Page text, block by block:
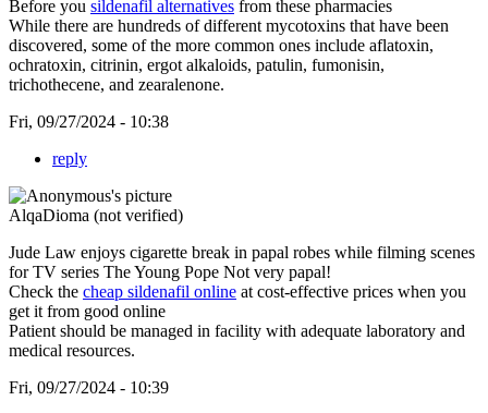
Before you sildenafil alternatives from these pharmacies
While there are hundreds of different mycotoxins that have been
discovered, some of the more common ones include aflatoxin,
ochratoxin, citrinin, ergot alkaloids, patulin, fumonisin,
trichothecene, and zearalenone.
Fri, 09/27/2024 - 10:38
reply
AlqaDioma (not verified)
Jude Law enjoys cigarette break in papal robes while filming scenes
for TV series The Young Pope Not very papal!
Check the cheap sildenafil online at cost-effective prices when you
get it from good online
Patient should be managed in facility with adequate laboratory and
medical resources.
Fri, 09/27/2024 - 10:39